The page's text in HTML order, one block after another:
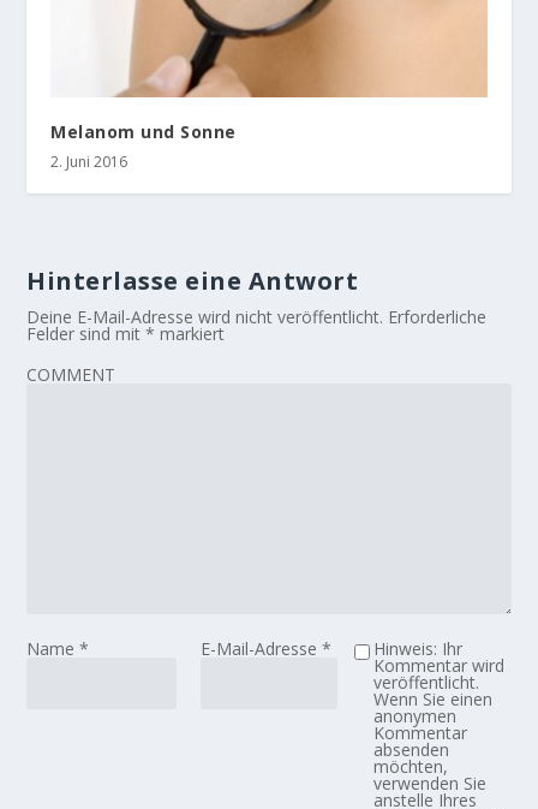
Melanom und Sonne
2. Juni 2016
Hinterlasse eine Antwort
Deine E-Mail-Adresse wird nicht veröffentlicht. Erforderliche
Felder sind mit* markiert
COMMENT
Name* E-Mail-Adresse * Hinweis: Ihr
Kommentar wird
veröffentlicht.
Wenn Sie einen
anonymen
Kommentar
absenden
möchten,
verwenden Sie
anstelle Ihres